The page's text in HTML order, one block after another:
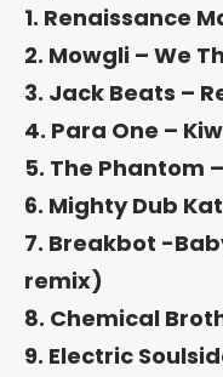
1. Renaissance
2. Mowgli – We
3. Jack Beats –
4. Para One –
5. The Phantom
6. Mighty Dub
7. Breakbot -
remix)
8. Chemical
9. Electric